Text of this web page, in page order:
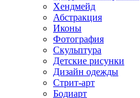
Хендмейд
Абстракция
Иконы
Фотография
Скульптура
Детские рисунки
Дизайн одежды
Стрит-арт
Бодиарт